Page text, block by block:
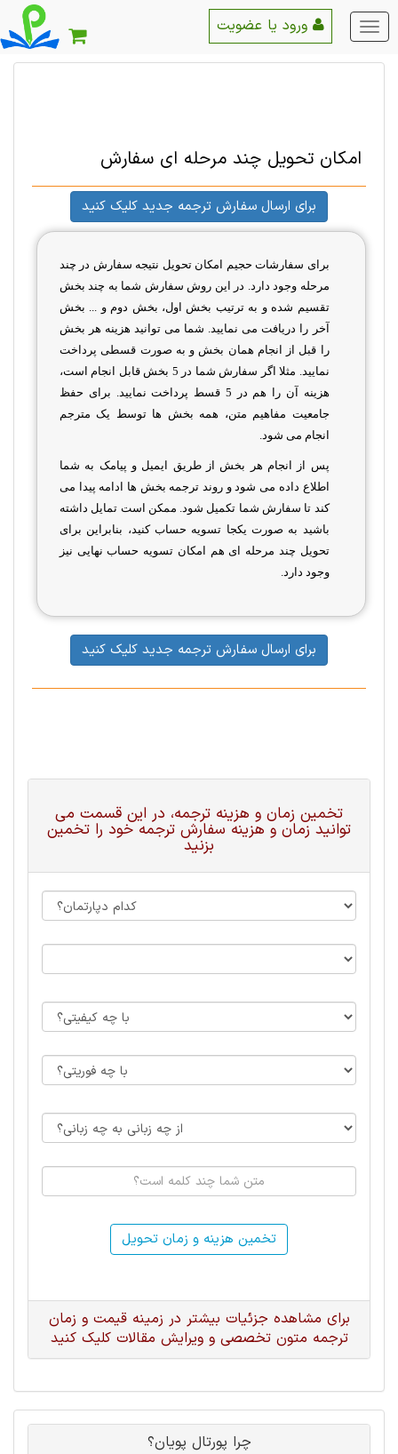
منو
اصلی
امکان تحویل چند مرحله ای سفارش
برای ارسال سفارش ترجمه جدید کلیک کنید
برای سفارشات حجیم امکان تحویل نتیجه سفارش در چند
مرحله وجود دارد. در این روش سفارش شما به چند بخش
تقسیم شده و به ترتیب بخش اول، بخش دوم و ... بخش
آخر را دریافت می نمایید. شما می توانید هزینه هر بخش
را قبل از انجام همان بخش و به صورت قسطی پرداخت
نمایید. مثلا اگر سفارش شما در 5 بخش قابل انجام است،
هزینه آن را هم در 5 قسط پرداخت نمایید. برای حفظ
جامعیت مفاهیم متن، همه بخش ها توسط یک مترجم
انجام می شود.
پس از انجام هر بخش از طریق ایمیل و پیامک به شما
اطلاع داده می شود و روند ترجمه بخش ها ادامه پیدا می
کند تا سفارش شما تکمیل شود. ممکن است تمایل داشته
باشید به صورت یکجا تسویه حساب کنید، بنابراین برای
تحویل چند مرحله ای هم امکان تسویه حساب نهایی نیز
وجود دارد.
برای ارسال سفارش ترجمه جدید کلیک کنید
تخمین زمان و هزینه ترجمه، در این قسمت می
توانید زمان و هزینه سفارش ترجمه خود را تخمین
بزنید
تخمین هزینه و زمان تحویل
برای مشاهده جزئیات بیشتر در زمینه قیمت و زمان
ترجمه متون تخصصی و ویرایش مقالات کلیک کنید
چرا پورتال پویان؟